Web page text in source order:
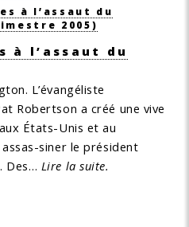
à l’assaut du
2005)
à l’assaut du
L’évangéliste
Robertson a créé une vive
États-Unis et au
siner le président
Des… Lire la suite.